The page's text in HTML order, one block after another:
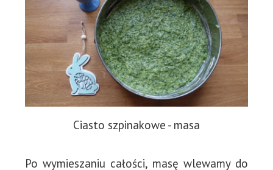
Ciasto szpinakowe - masa
Po wymieszaniu całości, masę wlewamy do